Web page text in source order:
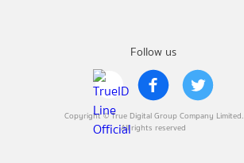
Follow us
Copyright © True Digital Group Company Limited.
All rights reserved